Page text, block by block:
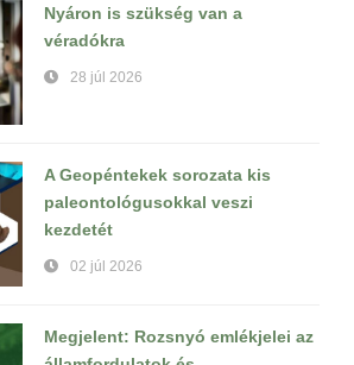
Nyáron is szükség van a
véradókra
28 júl 2026
A Geopéntekek sorozata kis
paleontológusokkal veszi
kezdetét
02 júl 2026
Megjelent: Rozsnyó emlékjelei az